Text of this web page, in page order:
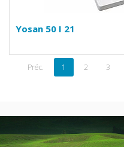
Yosan 50 I 21
Préc. 1 2 3